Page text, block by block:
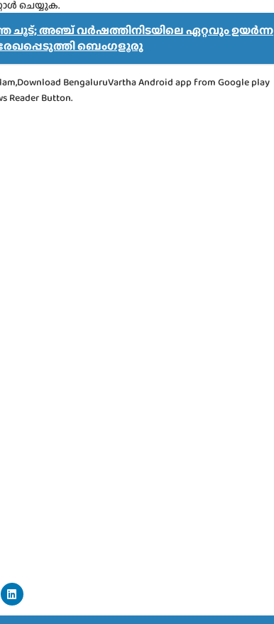
ചെയ്യുക.
ചൂട്; അഞ്ച് വർഷത്തിനിടയിലെ ഏറ്റവും ഉയർന്ന
ബെംഗളൂരു
BengaluruVartha Android app from Google play
Reader Button.